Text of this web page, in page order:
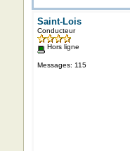
Saint-Lois
Conducteur
Hors ligne
Messages: 115